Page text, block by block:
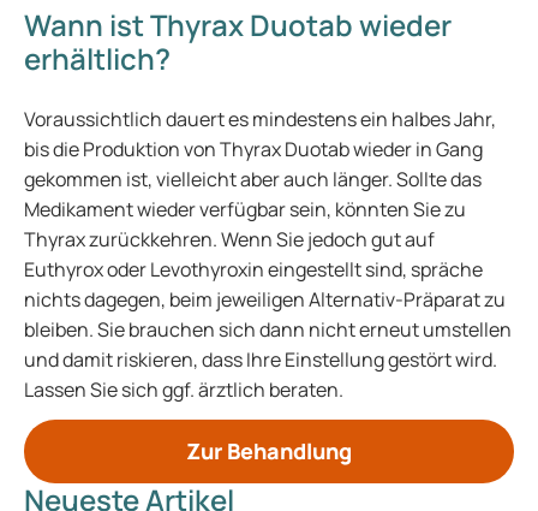
Wann ist Thyrax Duotab wieder
erhältlich?
Voraussichtlich dauert es mindestens ein halbes Jahr,
bis die Produktion von Thyrax Duotab wieder in Gang
gekommen ist, vielleicht aber auch länger. Sollte das
Medikament wieder verfügbar sein, könnten Sie zu
Thyrax zurückkehren. Wenn Sie jedoch gut auf
Euthyrox oder Levothyroxin eingestellt sind, spräche
nichts dagegen, beim jeweiligen Alternativ-Präparat zu
bleiben. Sie brauchen sich dann nicht erneut umstellen
und damit riskieren, dass Ihre Einstellung gestört wird.
Lassen Sie sich ggf. ärztlich beraten.
Zur Behandlung
Neueste Artikel